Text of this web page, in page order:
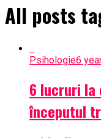
All posts
Psihologie6
6 lucruri la
începutul